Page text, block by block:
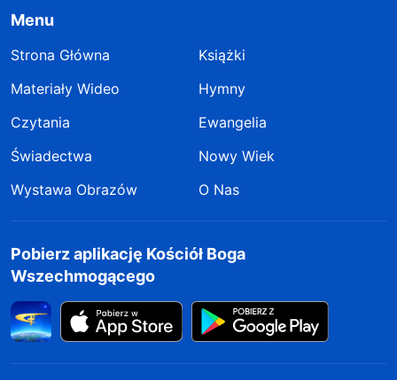
Menu
Strona Główna
Książki
Materiały Wideo
Hymny
Czytania
Ewangelia
Świadectwa
Nowy Wiek
Wystawa Obrazów
O Nas
Pobierz aplikację Kościół Boga
Wszechmogącego